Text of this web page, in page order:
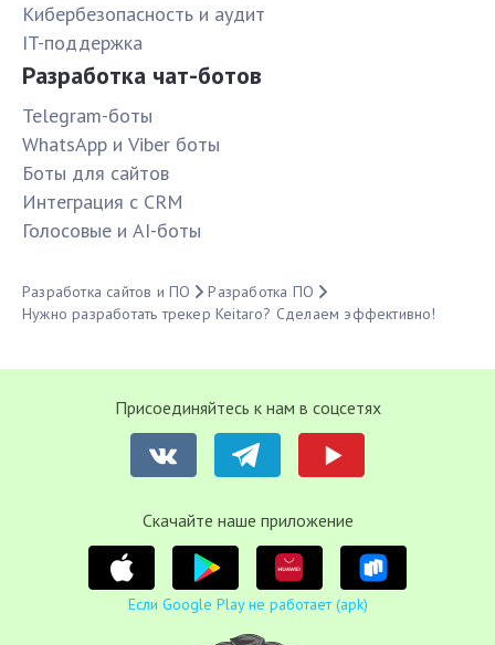
Кибербезопасность и аудит
IT-поддержка
Разработка чат-ботов
Telegram-боты
WhatsApp и Viber боты
Боты для сайтов
Интеграция с CRM
Голосовые и AI-боты
Разработка сайтов и ПО
Разработка ПО
Нужно разработать трекер Keitaro? Сделаем эффективно!
Присоединяйтесь к нам в соцсетях
Cкачайте наше приложение
Если Google Play не работает (apk)